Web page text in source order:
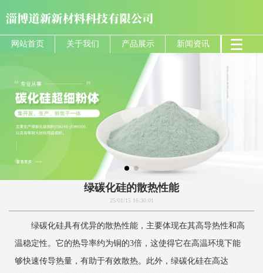
网站首页 关于我们 产品展示 新闻资讯
绿碳化硅的散热性能
25/01/15 16:30:01
‌绿碳化硅具有优异的散热性能，主要体现在其高导热性和高
温稳定性‌。它的热导率约为铜的3倍，这使得它在高温环境下能
够快速传导热量，有助于有效散热‌。此外，绿碳化硅在高达